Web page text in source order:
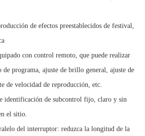
de efectos preestablecidos de festival,
con control remoto, que puede realizar
de programa, ajuste de brillo general, ajuste de
de velocidad de reproducción, etc.
identificación de subcontrol fijo, claro y sin
el sitio.
del interruptor: reduzca la longitud de la